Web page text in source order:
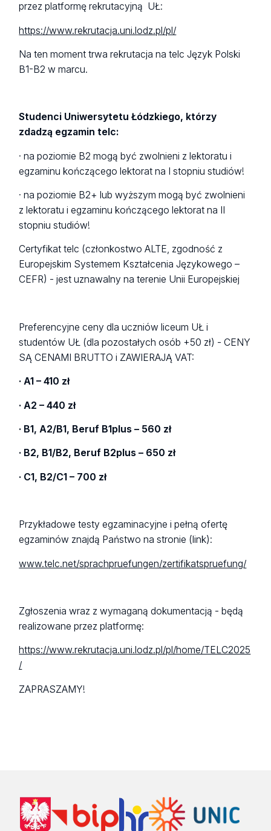
przez platformę rekrutacyjną UŁ:
https://www.rekrutacja.uni.lodz.pl/pl/
Na ten moment trwa rekrutacja na telc Język Polski
B1-B2 w marcu.
Studenci Uniwersytetu Łódzkiego, którzy
zdadzą egzamin telc:
· na poziomie B2 mogą być zwolnieni z lektoratu i
egzaminu kończącego lektorat na I stopniu studiów!
· na poziomie B2+ lub wyższym mogą być zwolnieni
z lektoratu i egzaminu kończącego lektorat na II
stopniu studiów!
Certyfikat telc (członkostwo ALTE, zgodność z
Europejskim Systemem Kształcenia Językowego –
CEFR) - jest uznawalny na terenie Unii Europejskiej
Preferencyjne ceny dla uczniów liceum UŁ i
studentów UŁ (dla pozostałych osób +50 zł) - CENY
SĄ CENAMI BRUTTO i ZAWIERAJĄ VAT:
· A1 – 410 zł
· A2 – 440 zł
· B1, A2/B1, Beruf B1plus – 560 zł
· B2, B1/B2, Beruf B2plus – 650 zł
· C1, B2/C1 – 700 zł
Przykładowe testy egzaminacyjne i pełną ofertę
egzaminów znajdą Państwo na stronie (link):
www.telc.net/sprachpruefungen/zertifikatspruefung/
Zgłoszenia wraz z wymaganą dokumentacją - będą
realizowane przez platformę:
https://www.rekrutacja.uni.lodz.pl/pl/home/TELC2025
/
ZAPRASZAMY!